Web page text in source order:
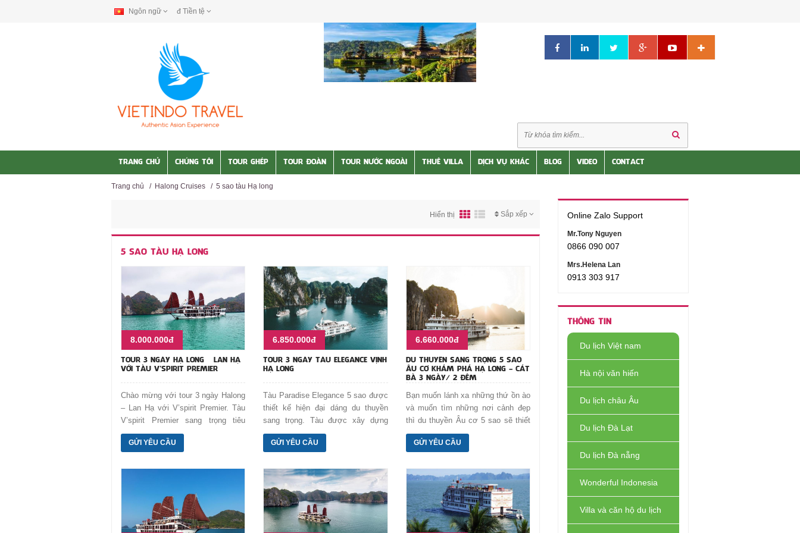
Ngôn ngữ đ Tiền tệ
TRANG CHỦ CHÚNG TÔI TOUR GHÉP TOUR ĐOÀN TOUR NƯỚC NGOÀI THUÊ VILLA DỊCH VỤ KHÁC BLOG VIDEO CONTACT
Trang chủ / Halong Cruises / 5 sao tàu Hạ long
Sắp xếp
Hiển thị
5 SAO TÀU HẠ LONG
8.000.000đ
TOUR 3 NGÀY HẠ LONG – LAN HẠ
VỚI TÀU V’SPIRIT PREMIER
Chào mừng với tour 3 ngày Halong
– Lan Hạ với V’spirit Premier. Tàu
V’spirit Premier sang trọng tiêu
chuẩn 5 sao đưa chúng ta khám
phá vẻ đẹp hoang sơ tuyệt phẩm
Lan Hạ thuộc Cát Bà. Tiếp nối
nhiều năm làm dịch vụ du thuyền –
V’spirit Premier mang đến cho bạn
trải nghiệm của kỳ nghỉ 5 sao.
GỬI YÊU CẦU
6.850.000đ
TOUR 3 NGÀY TÀU ELEGANCE VỊNH
HẠ LONG
Tàu Paradise Elegance 5 sao được
thiết kế hiện đại dáng du thuyền
sang trọng. Tàu được xây dựng
bằng thép, nội thất sang trọng và
hiện đại. Các phòng của Elegance
balcon, có cửa sổ mở hết tầm đón
view ngoạn mục của vịnh Hạ long
huyền thoại. Du thuyền có 31 phòng
ngủ rộng, có Piano Bar, nơi thư
giãn tắm nắng và ngắm cảnh vịnh
GỬI YÊU CẦU
6.660.000đ
DU THUYỀN SANG TRỌNG 5 SAO
ÂU CƠ KHÁM PHÁ HẠ LONG - CÁT
BÀ 3 NGÀY/ 2 ĐÊM
Bạn muốn lánh xa những thứ ồn ào
và muốn tìm những nơi cảnh đẹp
thì du thuyền Âu cơ 5 sao sẽ thiết
kế kỳ nghỉ sang trọng 3 ngày / 2
đêm khám phá Hạ Long - Cát Bà
GỬI YÊU CẦU
Online Zalo Support
Mr.Tony Nguyen
0866 090 007
Mrs.Helena Lan
0913 303 917
THÔNG TIN
Du lịch Việt nam
Hà nội văn hiến
Du lịch châu Âu
Du lịch Đà Lạt
Du lịch Đà nẵng
Wonderful Indonesia
Villa và căn hộ du lịch